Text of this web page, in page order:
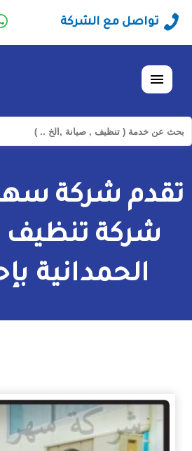
تواصل مع الشركة
القائمة
ابحث
سهر
العالمية
تقدم شركة سهر
شركة تنظيف
الحمدانية